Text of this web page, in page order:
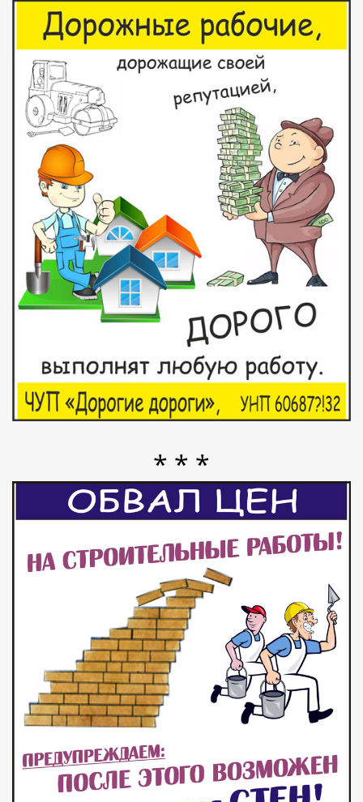
* * *